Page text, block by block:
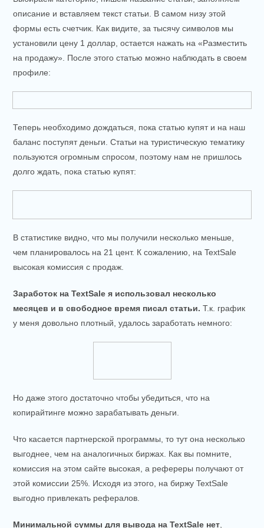
описание и вставляем текст статьи. В самом низу этой
формы есть счетчик. Как видите, за тысячу символов мы
установили цену 1 доллар, остается нажать на «Разместить
на продажу». После этого статью можно наблюдать в своем
профиле:
Теперь необходимо дождаться, пока статью купят и на наш
баланс поступят деньги. Статьи на туристическую тематику
пользуются огромным спросом, поэтому нам не пришлось
долго ждать, пока статью купят:
В статистике видно, что мы получили несколько меньше,
чем планировалось на 21 цент. К сожалению, на TextSale
высокая комиссия с продаж.
Заработок на TextSale я использовал несколько
месяцев и в свободное время писал статьи. Т.к. график
у меня довольно плотный, удалось заработать немного:
Но даже этого достаточно чтобы убедиться, что на
копирайтинге можно зарабатывать деньги.
Что касается партнерской программы, то тут она несколько
выгоднее, чем на аналогичных биржах. Как вы помните,
комиссия на этом сайте высокая, а рефереры получают от
этой комиссии 25%. Исходя из этого, на биржу TextSale
выгодно привлекать рефералов.
Минимальной суммы для вывода на TextSale нет